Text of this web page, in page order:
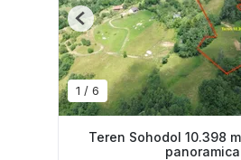
1 / 6
Previous
Teren Sohodol 10.398
panoramica